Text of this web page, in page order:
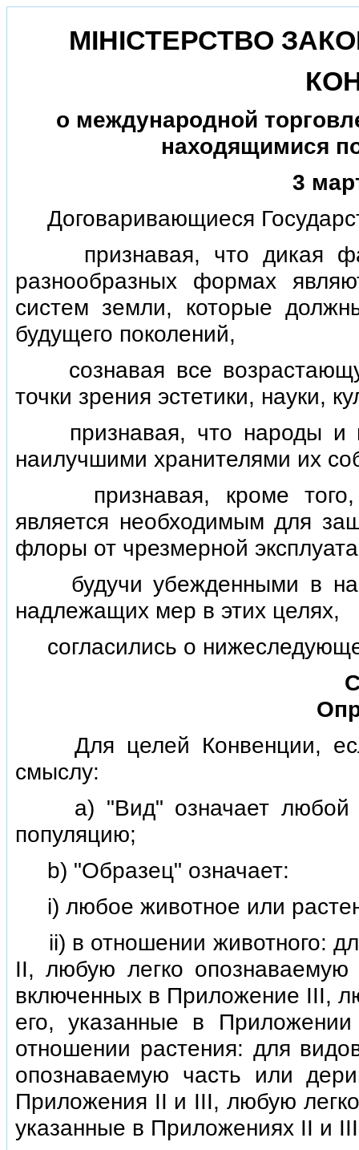
МIНIСТЕРСТВО
о международной
находящимися
3
Договаривающиеся
признавая, что дикая
разнообразных формах
систем земли, которые
будущего поколений,
сознавая все
точки зрения эстетики, науки,
признавая, что народы и
наилучшими хранителями их
признавая, кроме того,
является необходимым для
флоры от чрезмерной
будучи убежденными в
надлежащих мер в этих целях,
согласились о
Для целей Конвенции,
смыслу:
а) "Вид" означает любой
популяцию;
b) "Образец" означает:
i) любое животное или
ii) в отношении животного:
II, любую легко
включенных в Приложение III,
его, указанные в
отношении растения: для
опознаваемую часть или
Приложения II и III, любую
указанные в Приложениях II и